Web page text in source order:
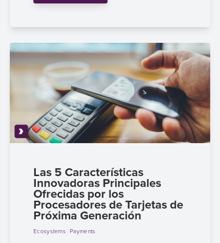
Las 5 Características
Innovadoras Principales
Ofrecidas por los
Procesadores de Tarjetas de
Próxima Generación
Ecosystems Payments